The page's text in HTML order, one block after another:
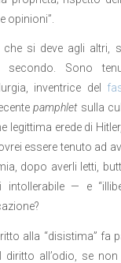
opinioni”.
che si deve agli altri,
Sono
inventrice del
pamphlet sulla
legittima erede di
essere tenuto ad
dopo averli letti,
intollerabile — e
alla “disistima” fa
diritto all’odio, se